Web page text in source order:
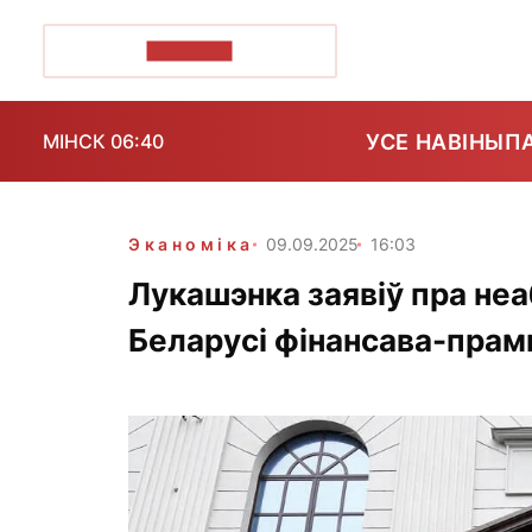
МІНСК 06:40 УСЕ НАВІНЫ
Эканоміка 09.09.2025 16:03
Лукашэнка заявіў пра
Беларусі фінансава-